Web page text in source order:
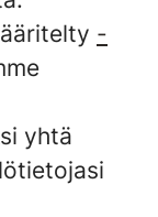
-
yhtä